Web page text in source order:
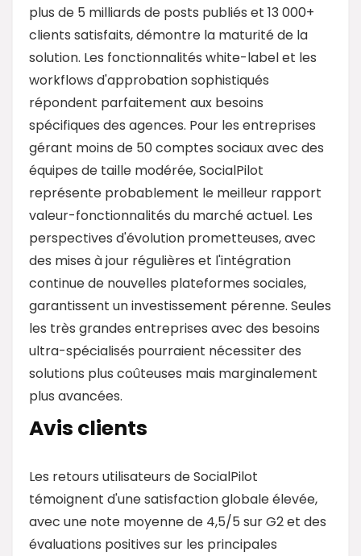
plus de 5 milliards de posts publiés et 13 000+
clients satisfaits, démontre la maturité de la
solution. Les fonctionnalités white-label et les
workflows d'approbation sophistiqués
répondent parfaitement aux besoins
spécifiques des agences. Pour les entreprises
gérant moins de 50 comptes sociaux avec des
équipes de taille modérée, SocialPilot
représente probablement le meilleur rapport
valeur-fonctionnalités du marché actuel. Les
perspectives d'évolution prometteuses, avec
des mises à jour régulières et l'intégration
continue de nouvelles plateformes sociales,
garantissent un investissement pérenne. Seules
les très grandes entreprises avec des besoins
ultra-spécialisés pourraient nécessiter des
solutions plus coûteuses mais marginalement
plus avancées.
Avis clients
Les retours utilisateurs de SocialPilot
témoignent d'une satisfaction globale élevée,
avec une note moyenne de 4,5/5 sur G2 et des
évaluations positives sur les principales